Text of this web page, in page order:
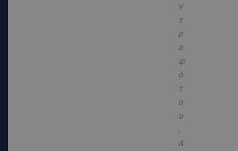
ν
τ
ρ
ο
φ
ό
τ
ο
υ
,
Α